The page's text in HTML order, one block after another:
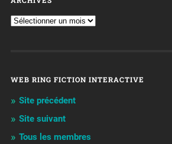
WEB RING FICTION INTERACTIVE
Site précédent
Site suivant
Tous les membres